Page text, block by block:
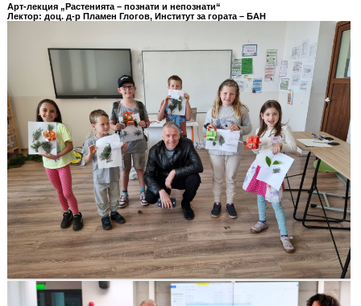
Арт-лекция „Растенията – познати и непознати“
Лектор: доц. д-р Пламен Глогов, Институт за гората – БАН